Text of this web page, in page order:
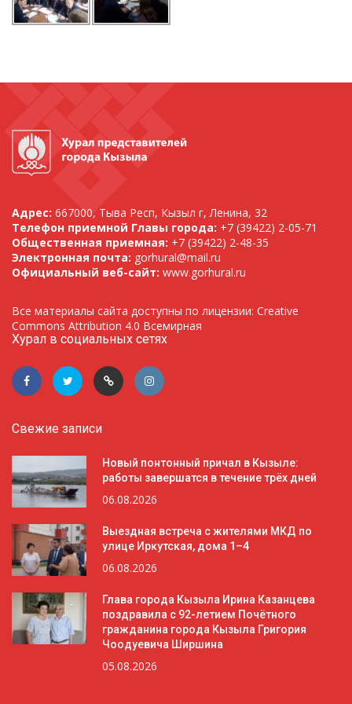
Адрес: 667000, Тыва Респ, Кызыл г, Ленина, 32
Телефон приемной Главы города: +7 (39422) 2-05-71
Общественная приемная: +7 (39422) 2-48-35
Электронная почта: gorhural@mail.ru
Официальный веб-сайт: www.gorhural.ru
Все материалы сайта доступны по лицензии: Creative
Commons Attribution 4.0 Всемирная
Хурал в социальных сетях
Свежие записи
Новый понтонный причал в Кызыле:
работы завершатся в течение трёх дней
06.08.2026
Выездная встреча с жителями МКД по
улице Иркутская, дома 1–4
06.08.2026
Глава города Кызыла Ирина Казанцева
поздравила с 92-летием Почётного
гражданина города Кызыла Григория
Чоодуевича Ширшина
05.08.2026